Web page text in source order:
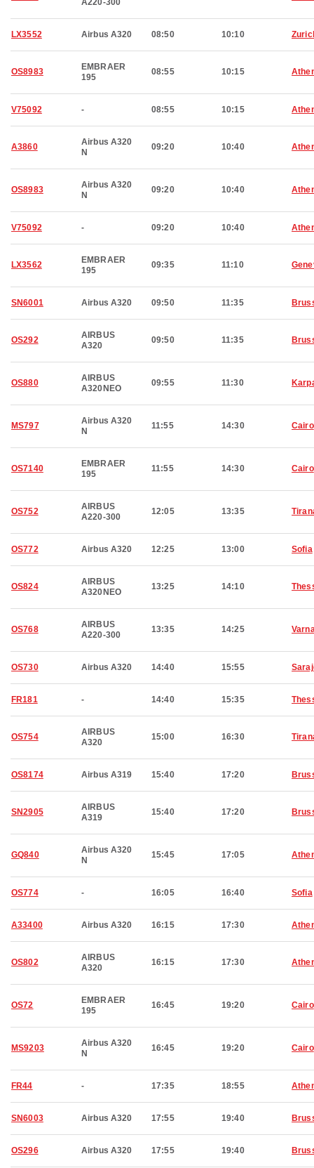
A220-300
LX3552 Airbus A320 08:50 10:10
OS8983
EMBRAER
195
08:55 10:15
V75092 - 08:55 10:15
A3860
Airbus A320
N
09:20 10:40
OS8983
Airbus A320
N
09:20 10:40
V75092 - 09:20 10:40
LX3562
EMBRAER
195
09:35 11:10
SN6001 Airbus A320 09:50 11:35
OS292
AIRBUS
A320
09:50 11:35
OS880
AIRBUS
A320NEO
09:55 11:30
MS797
Airbus A320
N
11:55 14:30 Cairo
OS7140
EMBRAER
195
11:55 14:30 Cairo
OS752
AIRBUS
A220-300
12:05 13:35
OS772 Airbus A320 12:25 13:00 Sofia
OS824
AIRBUS
A320NEO
13:25 14:10
OS768
AIRBUS
A220-300
13:35 14:25
OS730 Airbus A320 14:40 15:55
FR181 - 14:40 15:35
OS754
AIRBUS
A320
15:00 16:30
OS8174 Airbus A319 15:40 17:20
SN2905
AIRBUS
A319
15:40 17:20
GQ840
Airbus A320
N
15:45 17:05
OS774 - 16:05 16:40 Sofia
A33400 Airbus A320 16:15 17:30
OS802
AIRBUS
A320
16:15 17:30
OS72
EMBRAER
195
16:45 19:20 Cairo
MS9203
Airbus A320
N
16:45 19:20 Cairo
FR44 - 17:35 18:55
SN6003 Airbus A320 17:55 19:40
OS296 Airbus A320 17:55 19:40